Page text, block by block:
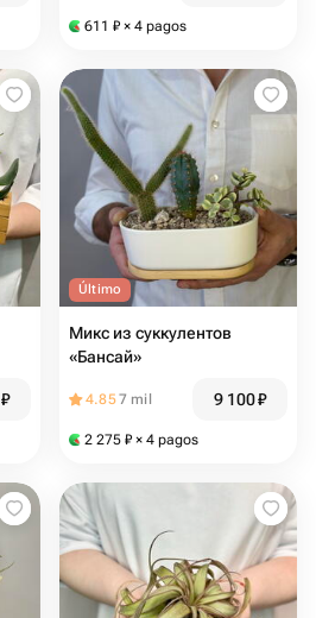
611 ₽ × 4 pagos
₽
Último
Микс из суккулентов
«Бансай»
4.857 mil 9 100₽
2 275 ₽ × 4 pagos